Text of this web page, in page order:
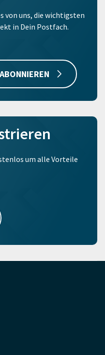
von uns, die wichtigsten
in Dein Postfach.
um alle Vorteile